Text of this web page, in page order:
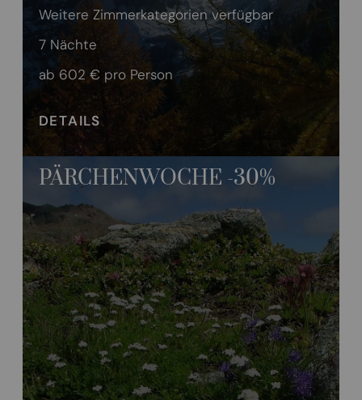
Weitere Zimmerkategorien verfügbar
7 Nächte
ab 602 € pro Person
DETAILS
PÄRCHENWOCHE -30%